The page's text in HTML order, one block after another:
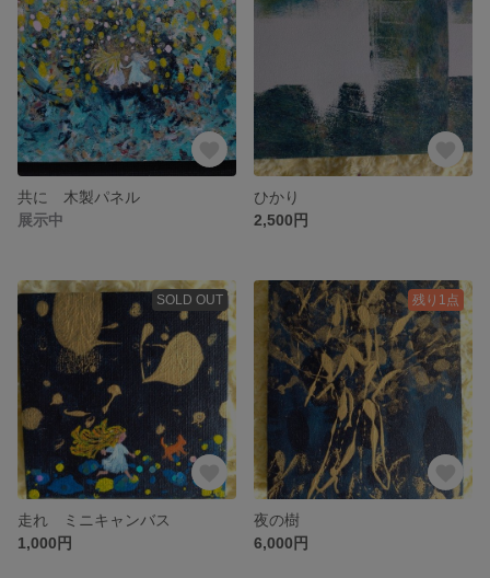
共に 木製パネル
展示中
ひかり
2,500円
SOLD OUT
走れ ミニキャンバス
1,000円
残り1点
夜の樹
6,000円